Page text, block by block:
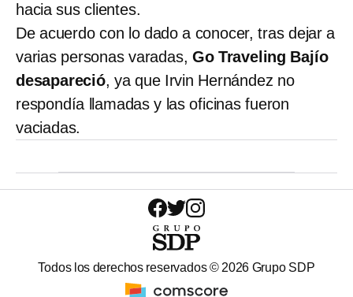
hacia sus clientes.
De acuerdo con lo dado a conocer, tras dejar a
varias personas varadas, Go Traveling Bajío
desapareció, ya que Irvin Hernández no
respondía llamadas y las oficinas fueron
vaciadas.
Todos los derechos reservados © 2026 Grupo SDP